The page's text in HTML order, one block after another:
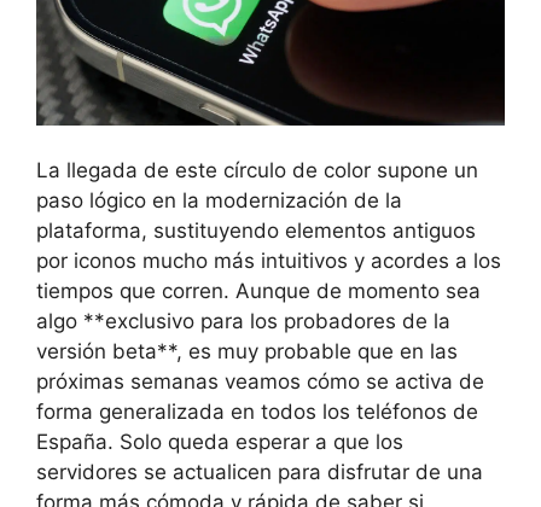
La llegada de este círculo de color supone un
paso lógico en la modernización de la
plataforma, sustituyendo elementos antiguos
por iconos mucho más intuitivos y acordes a los
tiempos que corren. Aunque de momento sea
algo **exclusivo para los probadores de la
versión beta**, es muy probable que en las
próximas semanas veamos cómo se activa de
forma generalizada en todos los teléfonos de
España. Solo queda esperar a que los
servidores se actualicen para disfrutar de una